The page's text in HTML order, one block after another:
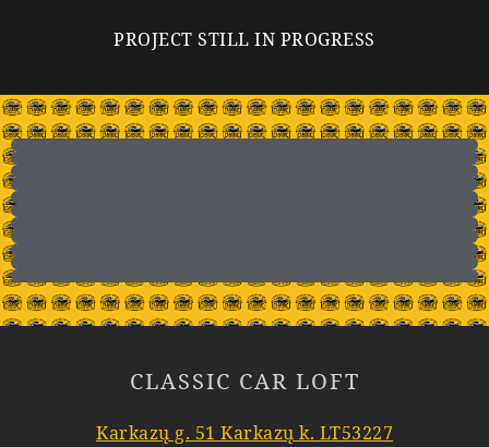
PROJECT STILL IN PROGRESS
CLASSIC CAR LOFT
Karkazų g. 51 Karkazų k. LT53227